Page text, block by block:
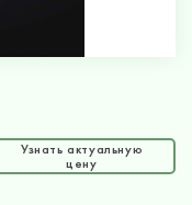
Узнать актуальную
цену